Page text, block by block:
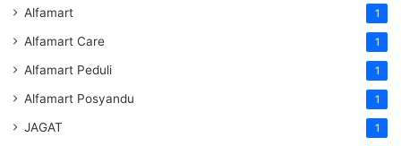
Alfamart 1
Alfamart Care 1
Alfamart Peduli 1
Alfamart Posyandu 1
JAGAT 1